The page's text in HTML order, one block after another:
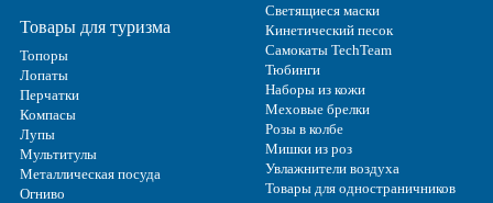
Товары для туризма
Топоры
Лопаты
Перчатки
Компасы
Лупы
Мультитулы
Металлическая посуда
Огниво
Светящиеся маски
Кинетический песок
Самокаты TechTeam
Тюбинги
Наборы из кожи
Меховые брелки
Розы в колбе
Мишки из роз
Увлажнители воздуха
Товары для одностраничников